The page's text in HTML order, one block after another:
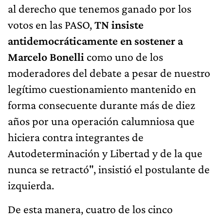
al derecho que tenemos ganado por los
votos en las PASO,TN insiste
antidemocráticamente en sostener a
Marcelo Bonelli como uno de los
moderadores del debate a pesar de nuestro
legítimo cuestionamiento mantenido en
forma consecuente durante más de diez
años por una operación calumniosa que
hiciera contra integrantes de
Autodeterminación y Libertad y de la que
nunca se retractó", insistió el postulante de
izquierda.
De esta manera, cuatro de los cinco